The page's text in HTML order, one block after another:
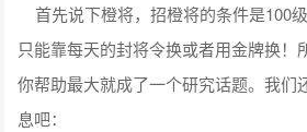
首先说下橙将，招橙将的条件是100
只能靠每天的封将令换或者用金牌换！
你帮助最大就成了一个研究话题。我们
息吧：